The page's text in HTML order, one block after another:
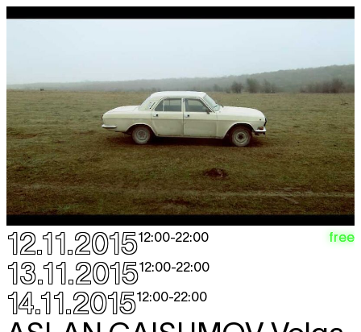
12.11.201512:00-22:00
13.11.201512:00-22:00
14.11.201512:00-22:00
free